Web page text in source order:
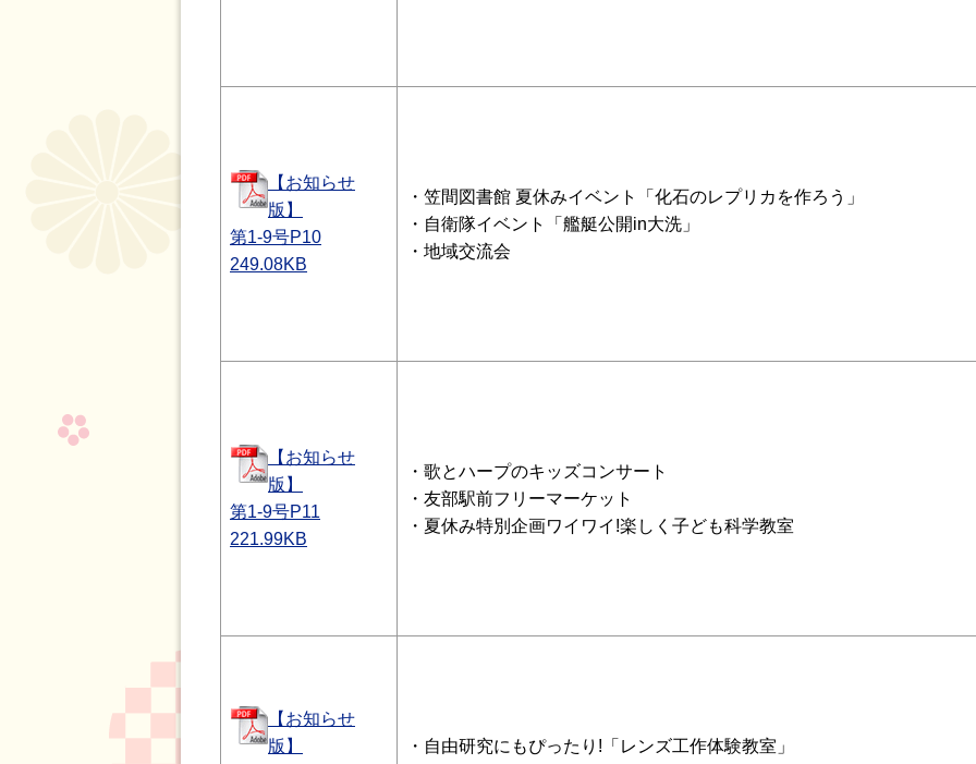
【お知らせ
版】
第1-9号P10
249.08KB
・笠間図書館 夏休みイベント「化石のレプリカを作ろう」
・自衛隊イベント「艦艇公開in大洗」
・地域交流会
【お知らせ
版】
第1-9号P11
221.99KB
・歌とハープのキッズコンサート
・友部駅前フリーマーケット
・夏休み特別企画ワイワイ!楽しく子ども科学教室
【お知らせ
版】
・自由研究にもぴったり!「レンズ工作体験教室」